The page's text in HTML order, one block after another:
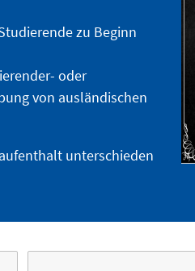
zu Beginn
oder
von ausländischen
unterschieden